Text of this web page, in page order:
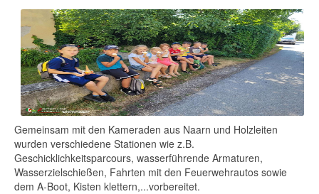
Gemeinsam mit den Kameraden aus Naarn und Holzleiten
wurden verschiedene Stationen wie z.B.
Geschicklichkeitsparcours, wasserführende Armaturen,
Wasserzielschießen, Fahrten mit den Feuerwehrautos sowie
dem A-Boot, Kisten klettern,...vorbereitet.